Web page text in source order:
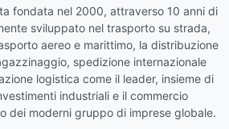
fondata nel 2000, attraverso 10 anni di
sviluppato nel trasporto su strada,
aereo e marittimo, la distribuzione
spedizione internazionale
logistica come il leader, insieme di
industriali e il commercio
dei moderni gruppo di imprese globale.